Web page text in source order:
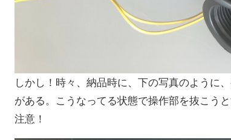
しかし！時々、納品時に、下の写真のように
がある。こうなってる状態で操作部を抜こう
注意！